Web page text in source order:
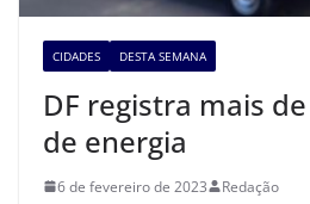
CIDADES DESTA SEMANA
DF registra mais
de energia
6 de fevereiro de 2023 Redação